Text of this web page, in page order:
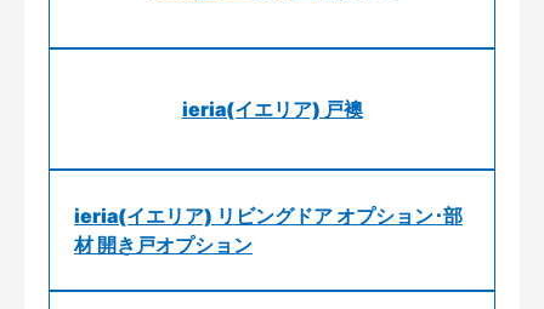
ieria(イエリア) 戸襖
ieria(イエリア) リビングドア オプション･部
材 開き戸オプション